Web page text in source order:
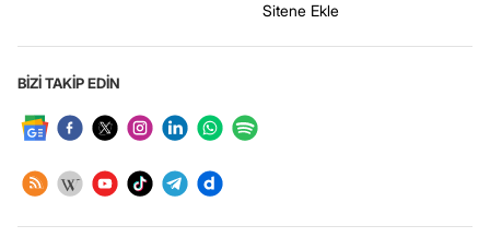
Sitene Ekle
BİZİ TAKİP EDİN